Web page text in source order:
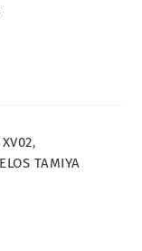
,
TAMIYA